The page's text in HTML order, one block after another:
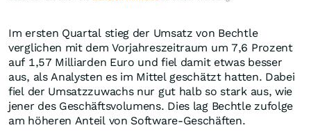
Im ersten Quartal stieg der Umsatz von Bechtle
verglichen mit dem Vorjahreszeitraum um 7,6 Prozent
auf 1,57 Milliarden Euro und fiel damit etwas besser
aus, als Analysten es im Mittel geschätzt hatten. Dabei
fiel der Umsatzzuwachs nur gut halb so stark aus, wie
jener des Geschäftsvolumens. Dies lag Bechtle zufolge
am höheren Anteil von Software-Geschäften.